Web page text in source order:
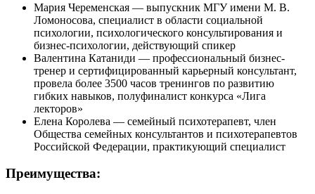
Мария Череменская — выпускник МГУ имени М. В.
Ломоносова, специалист в области социальной
психологии, психологического консультирования и
бизнес-психологии, действующий спикер
Валентина Катаниди — профессиональный бизнес-
тренер и сертифицированный карьерный консультант,
провела более 3500 часов тренингов по развитию
гибких навыков, полуфиналист конкурса «Лига
лекторов»
Елена Королева — семейный психотерапевт, член
Общества семейных консультантов и психотерапевтов
Российской Федерации, практикующий специалист
Преимущества: